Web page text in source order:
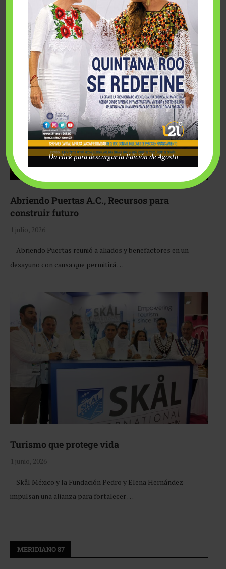
Fairmont Mayakoba y Make-A-Wish México unieron
esfuerzos para hacer realidad el deseo de una …
Abriendo Puertas A.C., Recursos para
construir futuro
1 julio, 2026
Abriendo Puertas reunió a aliados y benefactores en un
desayuno con causa que permitirá …
Turismo que protege vida
1 junio, 2026
Skål México y la Fundación Pedro y Elena Hernández
impulsan una alianza para fortalecer …
MERIDIANO 87
Da click para descargar la Edición de Agosto